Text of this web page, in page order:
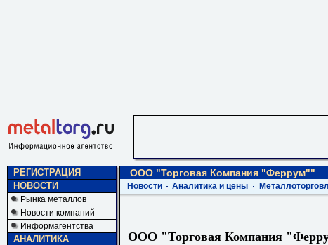
РЕГИСТРАЦИЯ
НОВОСТИ
Рынка металлов
Новости компаний
Информагентства
АНАЛИТИКА
ООО "Торговая Компания "Феррум""
Новости Аналитика и цены
ООО "Торговая Компания